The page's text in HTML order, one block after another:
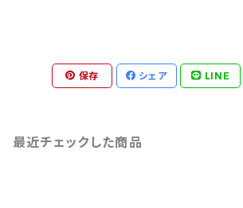
保存 シェア LINE
最近チェックした商品